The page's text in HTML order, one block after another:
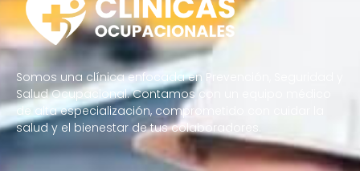
Somos una clínica enfocada en Prevención, Seguridad y
Salud Ocupacional. Contamos con un equipo médico
de alta especialización, comprometido con cuidar la
salud y el bienestar de tus colaboradores.